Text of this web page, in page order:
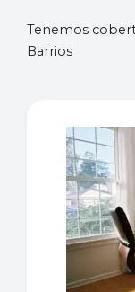
Tenemos
Barrios